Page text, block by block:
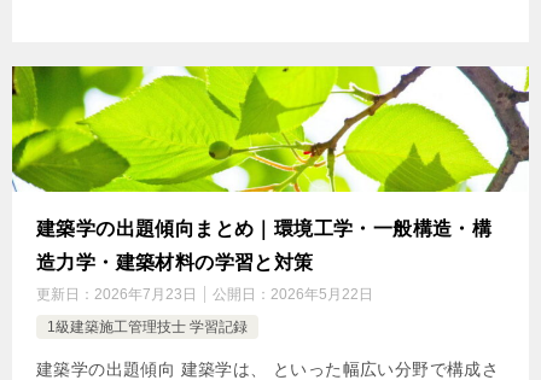
建築学の出題傾向まとめ｜環境工学・一般構造・構
造力学・建築材料の学習と対策
更新日： 2026年7月23日 公開日： 2026年5月22日
1級建築施工管理技士 学習記録
建築学の出題傾向 建築学は、 といった幅広い分野で構成さ